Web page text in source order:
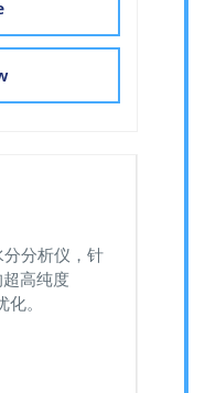
分析仪，针
高纯度
。